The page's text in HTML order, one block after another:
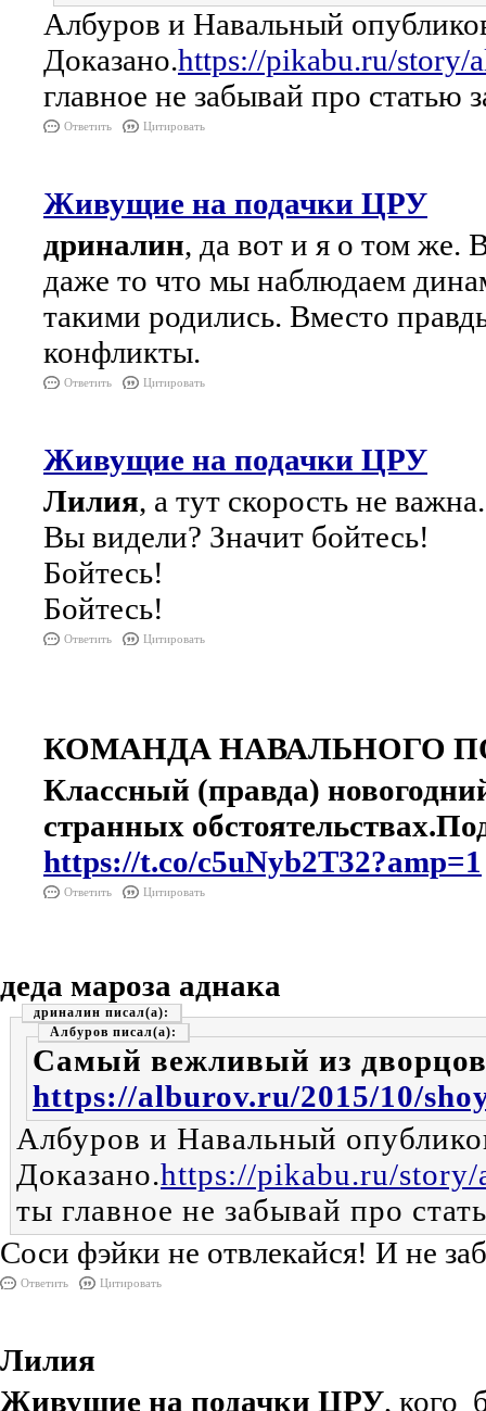
Албуров и Навальный
Доказано.https://pikabu.ru/story/
главное не забывай про статью
Ответить Цитировать
Живущие на подачки ЦРУ
дриналин, да вот и я о том же.
даже то что мы наблюдаем
такими родились. Вместо
конфликты.
Ответить Цитировать
Живущие на подачки ЦРУ
Лилия, а тут скорость не
Вы видели? Значит бойтесь!
Бойтесь!
Бойтесь!
Ответить Цитировать
КОМАНДА НАВАЛЬНОГО
Классный (правда)
странных
https://t.co/c5uNyb2T32?amp=1
Ответить Цитировать
деда мароза аднака
дриналин
Албуров
Самый вежливый из
https://alburov.ru/2015/10/
Албуров и Навальный
Доказано.https://pikabu.ru/
ты главное не забывай про
Соси фэйки не отвлекайся! И не
Ответить Цитировать
Лилия
Живущие на подачки ЦРУ, кого